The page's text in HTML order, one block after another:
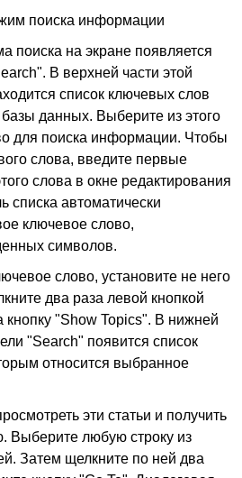
поиска информации
поиска на экране появляется
В верхней части этой
список ключевых слов
данных. Выберите из этого
для поиска информации. Чтобы
слова, введите первые
слова в окне редактирования
списка автоматически
ключевое слово,
символов.
слово, установите не него
два раза левой кнопкой
"Show Topics". В нижней
"Search" появится список
относится выбранное
эти статьи и получить
Выберите любую строку из
Затем щелкните по ней два